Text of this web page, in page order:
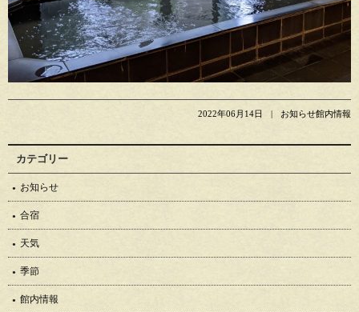
2022年06月14日 お知らせ館内情報
カテゴリー
お知らせ
合宿
天気
季節
館内情報